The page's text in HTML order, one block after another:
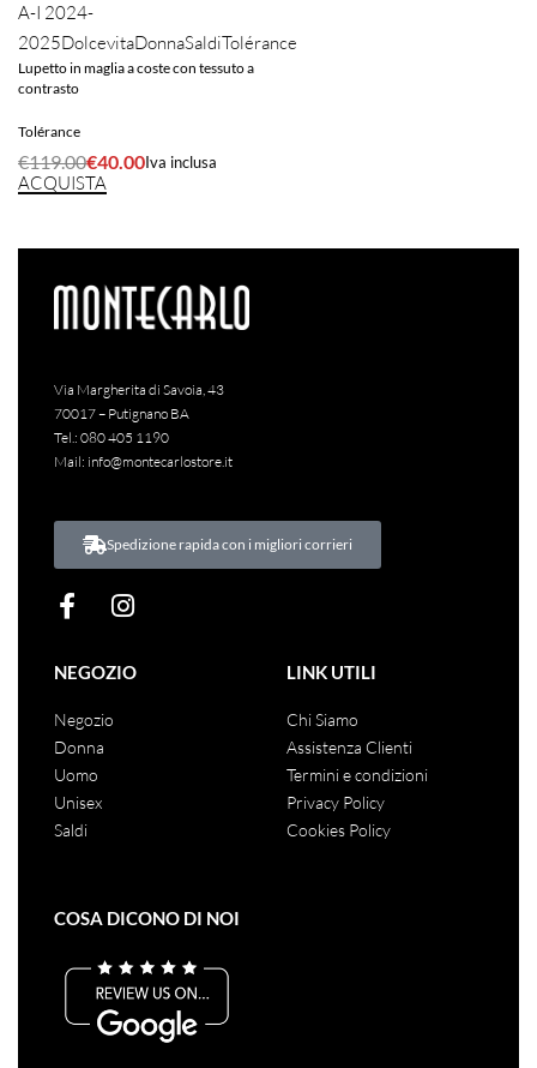
A-I 2024-
2025DolcevitaDonnaSaldiTolérance
Lupetto in maglia a coste con tessuto a
contrasto
Tolérance
€119.00€40.00Iva inclusa
ACQUISTA
Via Margherita di Savoia, 43
70017 – Putignano BA
Tel.: 080 405 1190
Mail: info@montecarlostore.it
Spedizione rapida con i migliori corrieri
NEGOZIO
Negozio
Donna
Uomo
Unisex
Saldi
LINK UTILI
Chi Siamo
Assistenza Clienti
Termini e condizioni
Privacy Policy
Cookies Policy
COSA DICONO DI NOI